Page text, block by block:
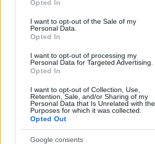
use your data for below specified purposes
consent section.
Opted In
I want to opt-out of the Sale of my
Personal Data.
Opted In
I want to opt-out of processing my
Personal Data for Targeted Advertising.
Opted In
I want to opt-out of Collection, Use,
Retention, Sale, and/or Sharing of my
Personal Data that Is Unrelated with the
Purposes for which it was collected.
Opted Out
Google consents